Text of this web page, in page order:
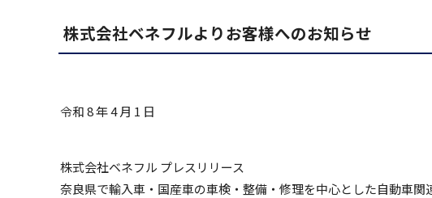
株式会社ベネフルよりお客様へのお知らせ
令和 8 年 4 月 1 日
株式会社ベネフル プレスリリース
奈良県で輸入車・国産車の車検・整備・修理を中心とした自動車関